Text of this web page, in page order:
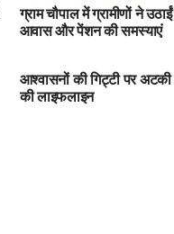
ग्राम चौपाल में ग्रामीणों ने
आवास और पेंशन की समस्याएं
आश्वासनों की गिट्टी पर
की लाइफलाइन